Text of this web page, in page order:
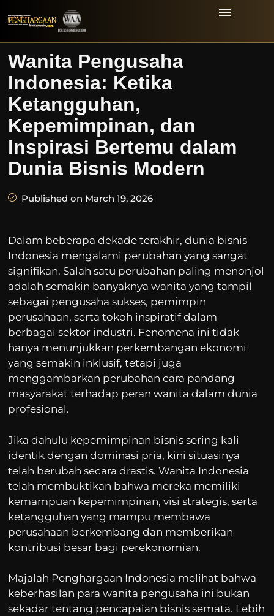
Wanita Pengusaha
Indonesia: Ketika
Ketangguhan,
Kepemimpinan, dan
Inspirasi Bertemu dalam
Dunia Bisnis Modern
Published on March 19, 2026
Dalam beberapa dekade terakhir, dunia bisnis
Indonesia mengalami perubahan yang sangat
signifikan. Salah satu perubahan paling menonjol
adalah semakin banyaknya wanita yang tampil
sebagai pengusaha sukses, pemimpin
perusahaan, serta tokoh inspiratif dalam
berbagai sektor industri. Fenomena ini tidak
hanya menunjukkan perkembangan ekonomi
yang semakin inklusif, tetapi juga
menggambarkan perubahan cara pandang
masyarakat terhadap peran wanita dalam dunia
profesional.
Jika dahulu kepemimpinan bisnis sering kali
identik dengan dominasi pria, kini situasinya
telah berubah secara drastis. Wanita Indonesia
telah membuktikan bahwa mereka memiliki
kemampuan kepemimpinan, visi strategis, serta
ketangguhan yang mampu membawa
perusahaan berkembang dan memberikan
kontribusi besar bagi perekonomian.
Majalah Penghargaan Indonesia melihat bahwa
keberhasilan para wanita pengusaha ini bukan
sekadar tentang pencapaian bisnis semata. Lebih